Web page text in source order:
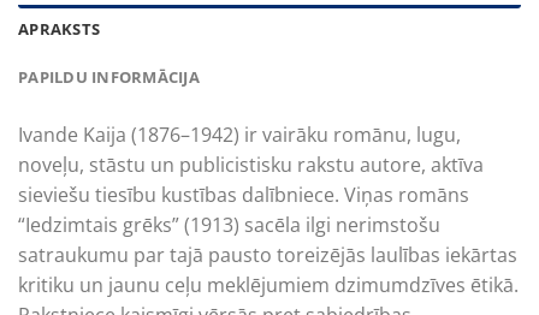
APRAKSTS
PAPILDU INFORMĀCIJA
Ivande Kaija (1876–1942) ir vairāku romānu, lugu,
noveļu, stāstu un publicistisku rakstu autore, aktīva
sieviešu tiesību kustības dalībniece. Viņas romāns
“Iedzimtais grēks” (1913) sacēla ilgi nerimstošu
satraukumu par tajā pausto toreizējās laulības iekārtas
kritiku un jaunu ceļu meklējumiem dzimumdzīves ētikā.